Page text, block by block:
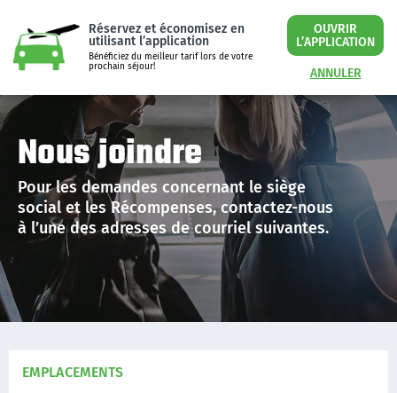
Réservez et économisez en
utilisant l’application
Bénéficiez du meilleur tarif lors de votre
prochain séjour!
OUVRIR
L’APPLICATION
ANNULER
Nous joindre
Pour les demandes concernant le siège
social et les Récompenses, contactez-nous
à l’une des adresses de courriel suivantes.
EMPLACEMENTS